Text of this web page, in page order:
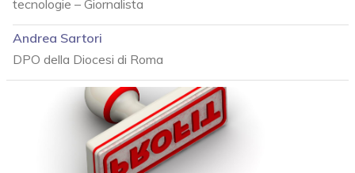
tecnologie – Giornalista
Andrea Sartori
DPO della Diocesi di Roma